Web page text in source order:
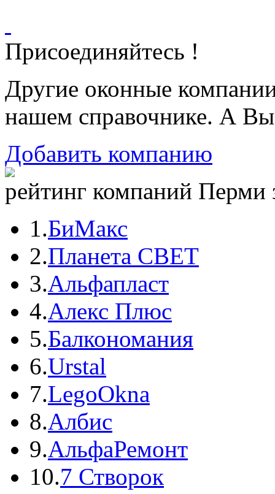
Присоединяйтесь !
Другие оконные
нашем справочнике. А
Добавить компанию
рейтинг компаний Перми
1.БиМакс
2.Планета СВЕТ
3.Альфапласт
4.Алекс Плюс
5.Балкономания
6.Urstal
7.LegoOkna
8.Албис
9.АльфаРемонт
10.7 Створок